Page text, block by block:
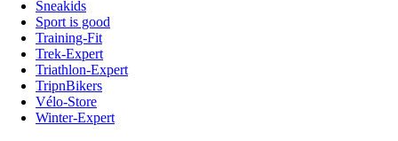
Sneakids
Sport is good
Training-Fit
Trek-Expert
Triathlon-Expert
TripnBikers
Vélo-Store
Winter-Expert